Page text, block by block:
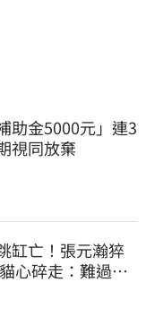
助金5000元」連3
視同放棄
缸亡！張元瀚猝
心碎走：難過不